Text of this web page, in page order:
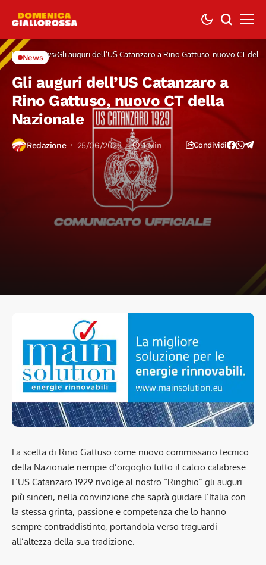
Home News Gli auguri dell’US Catanzaro a Rino Gattuso, nuovo CT della
News
Gli auguri dell’US Catanzaro a
Rino Gattuso, nuovo CT della
Nazionale
Redazione 25/06/2025 1 Min Condividi
La scelta di Rino Gattuso come nuovo commissario tecnico
della Nazionale riempie d’orgoglio tutto il calcio calabrese.
L’US Catanzaro 1929 rivolge al nostro “Ringhio” gli auguri
più sinceri, nella convinzione che saprà guidare l’Italia con
la stessa grinta, passione e competenza che lo hanno
sempre contraddistinto, portandola verso traguardi
all’altezza della sua tradizione.